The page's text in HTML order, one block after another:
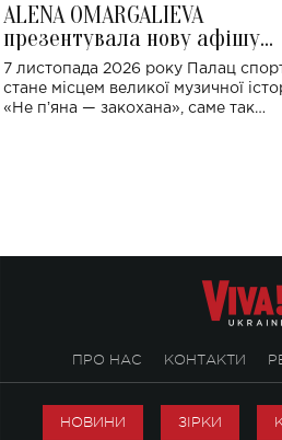
ALENA OMARGALIEVA
презентувала нову афішу
великого концерту в Палаці
спорту
7 листопада 2026 року Палац
стане місцем великої музичної
«Не пʼяна — закохана», саме так
ПРО НАС КОНТАКТИ
НОВИНИ ЗІРКИ